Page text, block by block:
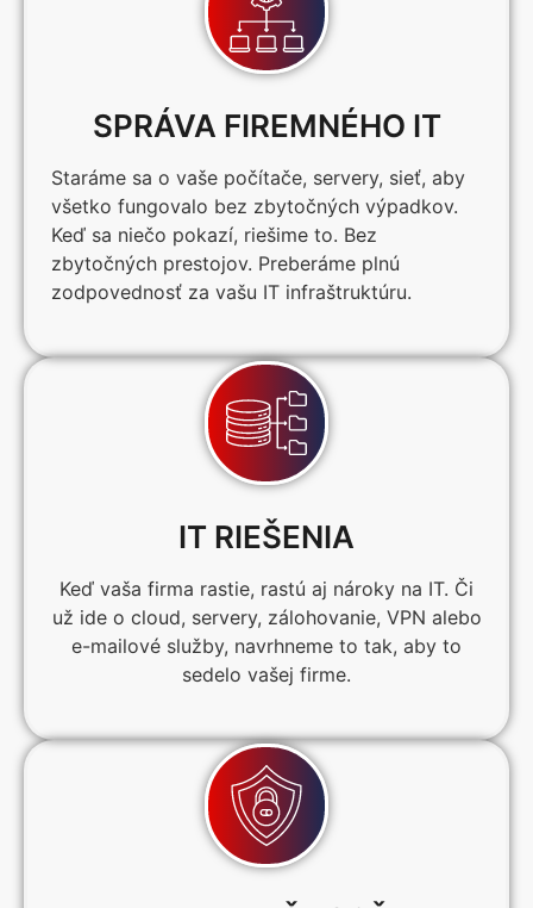
SPRÁVA FIREMNÉHO IT
Staráme sa o vaše počítače, servery, sieť, aby
všetko fungovalo bez zbytočných výpadkov.
Keď sa niečo pokazí, riešime to. Bez
zbytočných prestojov. Preberáme plnú
zodpovednosť za vašu IT infraštruktúru.
IT RIEŠENIA
Keď vaša firma rastie, rastú aj nároky na IT. Či
už ide o cloud, servery, zálohovanie, VPN alebo
e-mailové služby, navrhneme to tak, aby to
sedelo vašej firme.